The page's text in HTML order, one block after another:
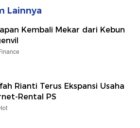
Lainnya
Kembali Mekar dari Kebun
Rianti Terus Ekspansi Usaha
Rental PS